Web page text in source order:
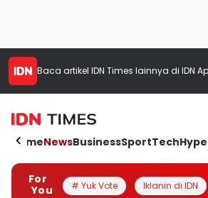
Baca artikel IDN Times lainnya di IDN
HomeNewsBusinessSportTechHype
For
You
# Yuk Vote Iklanin di IDN